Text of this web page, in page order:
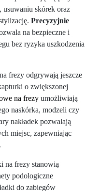
usuwaniu skórek oraz
Precyzyjnie
na bezpieczne i
bez ryzyka uszkodzenia
frezy odgrywają jeszcze
o zwiększonej
na frezy umożliwiają
naskórka, modzeli czy
nakładek pozwalają
miejsc, zapewniając
na frezy stanowią
podologiczne
do zabiegów